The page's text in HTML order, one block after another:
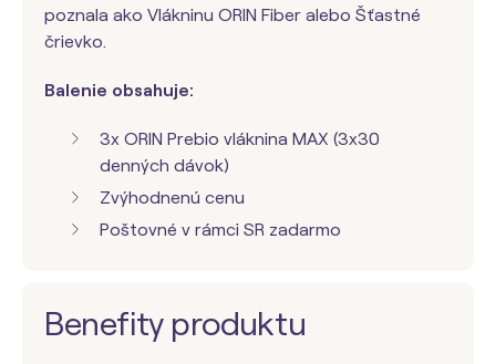
poznala ako Vlákninu ORIN Fiber alebo Šťastné
črievko.
Balenie obsahuje:
3x ORIN Prebio vláknina MAX (3x30
denných dávok)
Zvýhodnenú cenu
Poštovné v rámci SR zadarmo
Benefity produktu